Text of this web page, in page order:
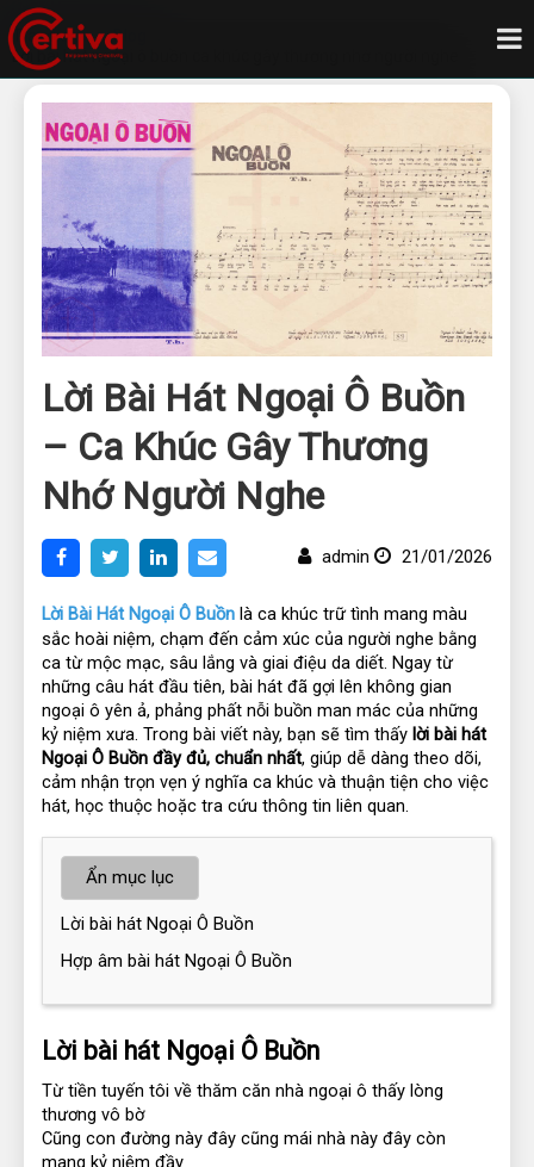
Trang chủ
Blog
Lời bài hát ngoại ô buồn ca khúc gây thương nhớ người nghe
Lời Bài Hát Ngoại Ô Buồn
– Ca Khúc Gây Thương
Nhớ Người Nghe
admin 21/01/2026
Lời Bài Hát Ngoại Ô Buồn là ca khúc trữ tình mang màu
sắc hoài niệm, chạm đến cảm xúc của người nghe bằng
ca từ mộc mạc, sâu lắng và giai điệu da diết. Ngay từ
những câu hát đầu tiên, bài hát đã gợi lên không gian
ngoại ô yên ả, phảng phất nỗi buồn man mác của những
kỷ niệm xưa. Trong bài viết này, bạn sẽ tìm thấy lời bài hát
Ngoại Ô Buồn đầy đủ, chuẩn nhất, giúp dễ dàng theo dõi,
cảm nhận trọn vẹn ý nghĩa ca khúc và thuận tiện cho việc
hát, học thuộc hoặc tra cứu thông tin liên quan.
Ẩn mục lục
Lời bài hát Ngoại Ô Buồn
Hợp âm bài hát Ngoại Ô Buồn
Lời bài hát Ngoại Ô Buồn
Từ tiền tuyến tôi về thăm căn nhà ngoại ô thấy lòng
thương vô bờ
Cũng con đường này đây cũng mái nhà này đây còn
mang kỷ niệm đầy